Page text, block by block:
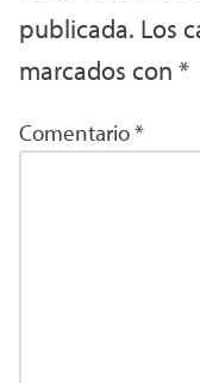
publicada. Los
marcados con *
Comentario*